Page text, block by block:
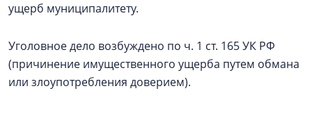
ущерб муниципалитету.
Уголовное дело возбуждено по ч. 1 ст. 165 УК РФ
(причинение имущественного ущерба путем обмана
или злоупотребления доверием).